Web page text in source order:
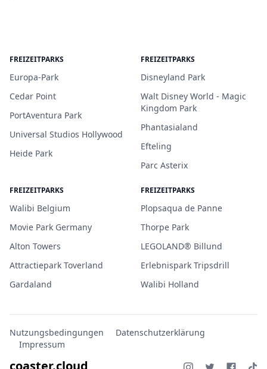
FREIZEITPARKS
Europa-Park
Cedar Point
PortAventura Park
Universal Studios Hollywood
Heide Park
FREIZEITPARKS
Disneyland Park
Walt Disney World - Magic
Kingdom Park
Phantasialand
Efteling
Parc Asterix
FREIZEITPARKS
Walibi Belgium
Movie Park Germany
Alton Towers
Attractiepark Toverland
Gardaland
FREIZEITPARKS
Plopsaqua de Panne
Thorpe Park
LEGOLAND® Billund
Erlebnispark Tripsdrill
Walibi Holland
Nutzungsbedingungen
Datenschutzerklärung
Impressum
coaster.cloud